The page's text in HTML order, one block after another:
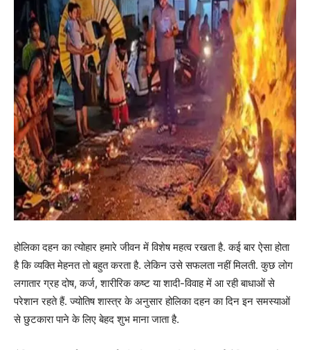
होलिका दहन का त्योहार हमारे जीवन में विशेष महत्व रखता है. कई बार ऐसा होता
है कि व्यक्ति मेहनत तो बहुत करता है. लेकिन उसे सफलता नहीं मिलती. कुछ लोग
लगातार ग्रह दोष, कर्ज, शारीरिक कष्ट या शादी-विवाह में आ रही बाधाओं से
परेशान रहते हैं. ज्योतिष शास्त्र के अनुसार होलिका दहन का दिन इन समस्याओं
से छुटकारा पाने के लिए बेहद शुभ माना जाता है.